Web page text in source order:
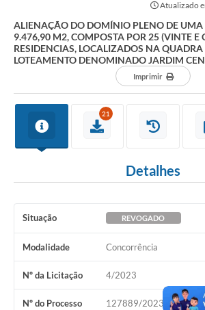
Atualizado
ALIENAÇÃO DO DOMÍNIO PLENO DE UMA
9.476,90 M2, COMPOSTA POR 25 (VINTE E
RESIDENCIAS, LOCALIZADOS NA
LOTEAMENTO DENOMINADO JARDIM
Imprimir
21
Detalhes
Situação REVOGADO
Modalidade Concorrência
Nº da Licitação 4/2023
Nº do Processo 127889/2023